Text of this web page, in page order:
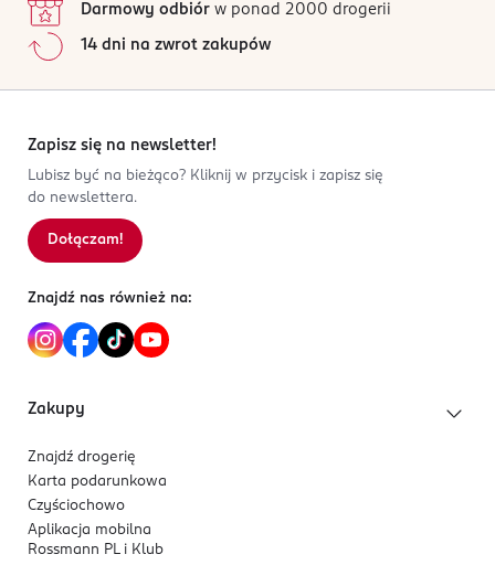
Darmowy odbiór w ponad 2000 drogerii
14 dni na zwrot zakupów
Zapisz się na newsletter!
Lubisz być na bieżąco? Kliknij w przycisk i zapisz się
do newslettera.
Dołączam!
Znajdź nas również na:
Zakupy
Znajdź drogerię
Karta podarunkowa
Czyściochowo
Aplikacja mobilna
Rossmann PL i Klub